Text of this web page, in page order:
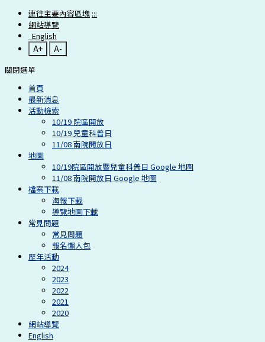
連往主要內容區塊 :::
網站導覽
English
A+
A-
關閉選單
首頁
最新消息
活動檢索
10/19 院區開放
10/19 兒童科普日
11/08 南院開放日
地圖
10/19院區開放暨兒童科普日 Google 地圖
11/08 南院開放日 Google 地圖
檔案下載
海報下載
導覽地圖下載
常見問題
常見問題
報名懶人包
歷年活動
2024
2023
2022
2021
2020
網站導覽
English